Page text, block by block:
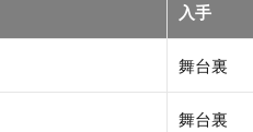
入手
舞台裏
舞台裏